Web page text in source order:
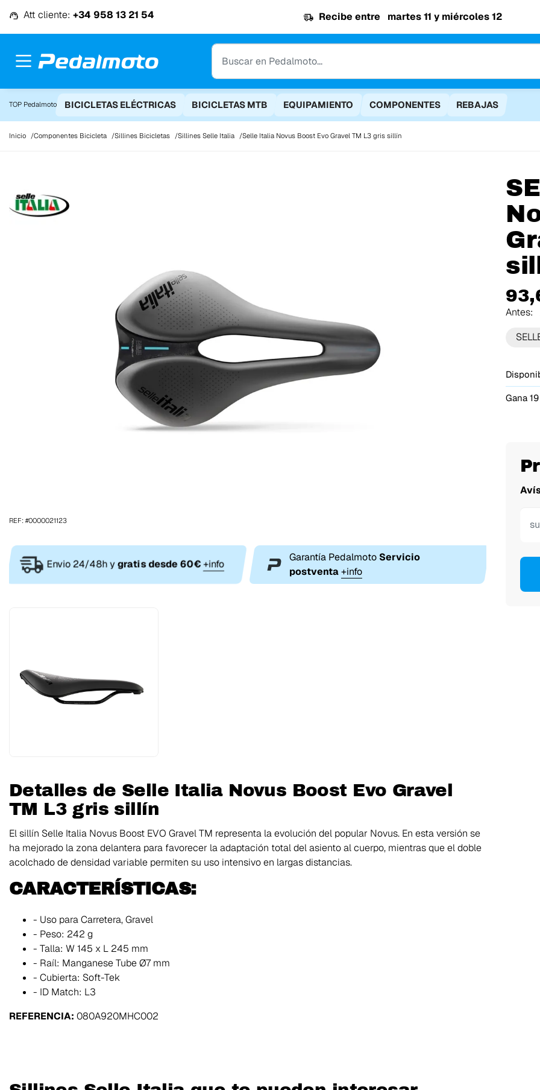
Att cliente: +34 958 13 21 54 Recibe entre martes 11 y miércoles 12
TOP Pedalmoto BICICLETAS ELÉCTRICAS BICICLETAS MTB EQUIPAMIENTO COMPONENTES REBAJAS
Inicio Componentes Bicicleta Sillines Bicicletas Sillines Selle Italia Selle Italia Novus Boost Evo Gravel TM L3 gris sillín
Antes:
Gana
REF: #0000021123
Envio 24/48h ygratis desde 60€ +info
Garantía Pedalmoto Servicio
postventa +info
Detalles de Selle Italia Novus Boost Evo Gravel
TM L3 gris sillín
El sillín Selle Italia Novus Boost EVO Gravel TM representa la evolución del popular Novus. En esta versión se
ha mejorado la zona delantera para favorecer la adaptación total del asiento al cuerpo, mientras que el doble
acolchado de densidad variable permiten su uso intensivo en largas distancias.
CARACTERÍSTICAS:
- Uso para Carretera, Gravel
- Peso: 242 g
- Talla: W 145 x L 245 mm
- Raíl: Manganese Tube Ø7 mm
- Cubierta: Soft-Tek
- ID Match: L3
REFERENCIA: 080A920MHC002